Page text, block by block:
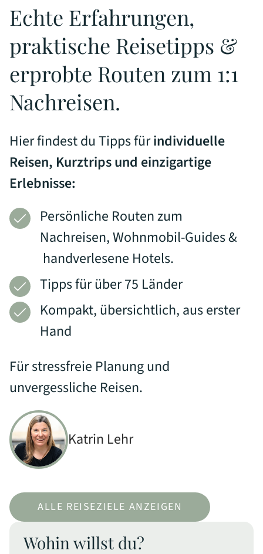
Wohin willst du?
Echte Erfahrungen,
praktische Reisetipps &
erprobte Routen zum 1:1
Nachreisen.
Hier findest du Tipps fürindividuelle
Reisen, Kurztrips und einzigartige
Erlebnisse:
Persönliche Routen zum
Nachreisen, Wohnmobil-Guides &
handverlesene Hotels.
Tipps für über 75 Länder
Kompakt, übersichtlich, ⁣aus erster
Hand
Für stressfreie Planung und
unvergessliche Reisen.
Katrin Lehr
ALLE REISEZIELE ANZEIGEN